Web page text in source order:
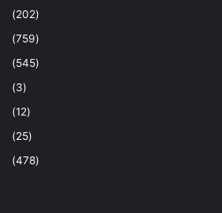
(202)
(759)
(545)
(3)
(12)
(25)
(478)